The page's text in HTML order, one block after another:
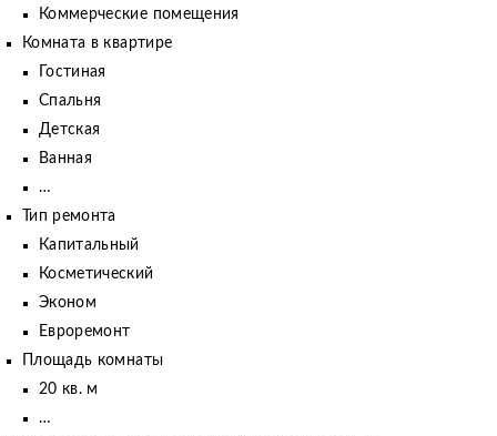
Коммерческие помещения
Комната в квартире
Гостиная
Спальня
Детская
Ванная
…
Тип ремонта
Капитальный
Косметический
Эконом
Евроремонт
Площадь комнаты
20 кв. м
…